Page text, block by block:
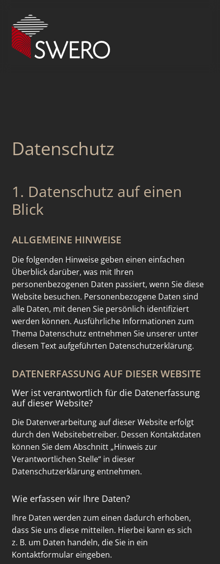
Datenschutz
1. Datenschutz auf einen
Blick
ALLGEMEINE HINWEISE
Die folgenden Hinweise geben einen einfachen
Überblick darüber, was mit Ihren
personenbezogenen Daten passiert, wenn Sie diese
Website besuchen. Personenbezogene Daten sind
alle Daten, mit denen Sie persönlich identifiziert
werden können. Ausführliche Informationen zum
Thema Datenschutz entnehmen Sie unserer unter
diesem Text aufgeführten Datenschutzerklärung.
DATENERFASSUNG AUF DIESER WEBSITE
Wer ist verantwortlich für die Datenerfassung
auf dieser Website?
Die Datenverarbeitung auf dieser Website erfolgt
durch den Websitebetreiber. Dessen Kontaktdaten
können Sie dem Abschnitt „Hinweis zur
Verantwortlichen Stelle“ in dieser
Datenschutzerklärung entnehmen.
Wie erfassen wir Ihre Daten?
Ihre Daten werden zum einen dadurch erhoben,
dass Sie uns diese mitteilen. Hierbei kann es sich
z. B. um Daten handeln, die Sie in ein
Kontaktformular eingeben.